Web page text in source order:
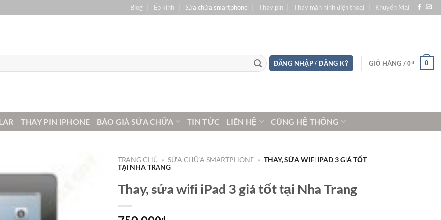
Blog Ép kính Sửa chữa smartphone Thay pin Thay màn hình điện thoại Khuyến Mại
ĐĂNG NHẬP / ĐĂNG KÝ GIỎ HÀNG /0₫ 0
THAY PIN IPHONE BÁO GIÁ SỬA CHỮA TIN TỨC LIÊN HỆ CÙNG HỆ THỐNG
TRANG CHỦ » SỬA CHỮA SMARTPHONE » THAY, SỬA WIFI IPAD 3 GIÁ TỐT
TẠI NHA TRANG
Thay, sửa wifi iPad 3 giá tốt tại Nha Trang